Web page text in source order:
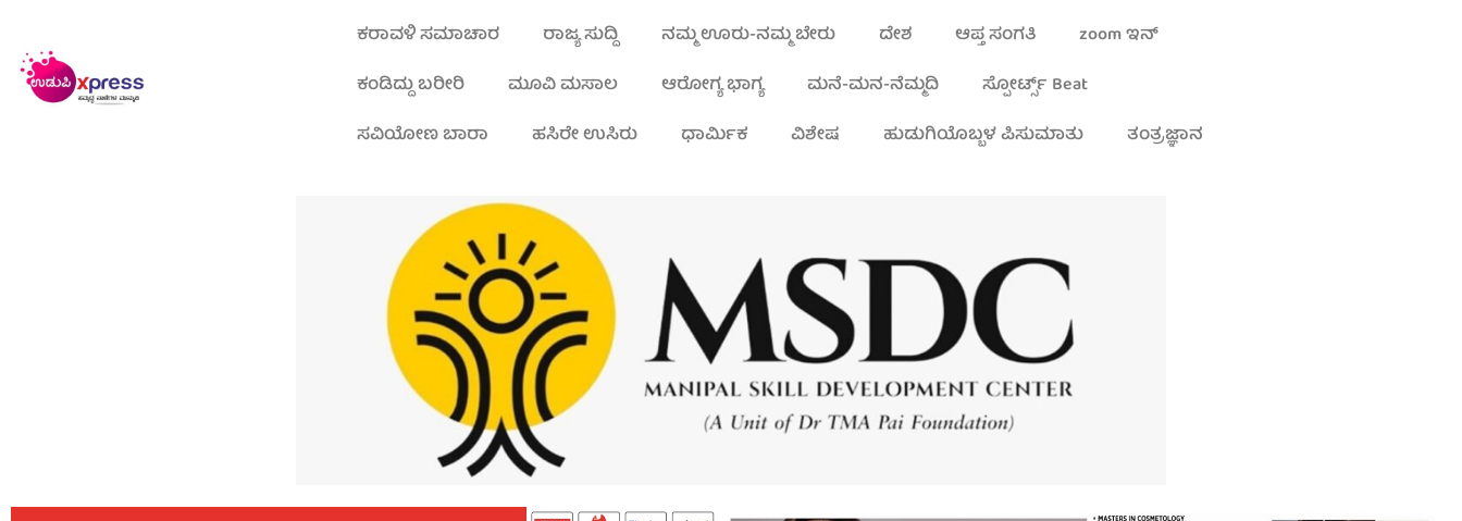
ಕರಾವಳಿ ಸಮಾಚಾರ ರಾಜ್ಯ ಸುದ್ದಿ ನಮ್ಮ ಊರು-ನಮ್ಮ ಬೇರು ದೇಶ ಆಪ್ತ ಸಂಗತಿ
zoom ಇನ್
ಕಂಡಿದ್ದು ಬರೀರಿ
ಮೂವಿ ಮಸಾಲ ಆರೋಗ್ಯ ಭಾಗ್ಯ ಮನೆ-ಮನ-ನೆಮ್ಮದಿ
ಸ್ಪೋರ್ಟ್ಸ್ Beat
ಸವಿಯೋಣ ಬಾರಾ
ಹಸಿರೇ ಉಸಿರು ಧಾರ್ಮಿಕ ವಿಶೇಷ ಹುಡುಗಿಯೊಬ್ಬಳ ಪಿಸುಮಾತು ತಂತ್ರಜ್ಞಾನ